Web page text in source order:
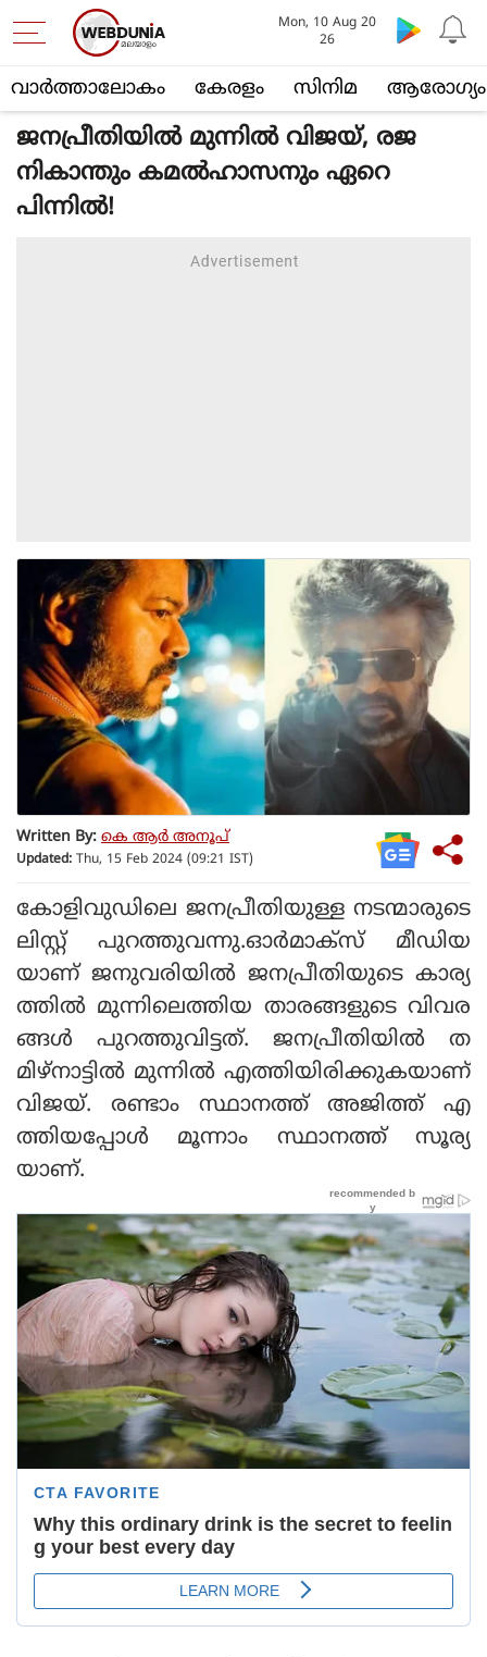
വാര്‍ത്താലോകം കേരളം സിനിമ ആരോഗ്യം
Mon, 10 Aug 20
26
ജനപ്രീതിയില്‍ മുന്നില്‍ വിജയ്, രജ
നികാന്തും കമല്‍ഹാസനും ഏറെ
പിന്നില്‍!
Written By: കെ ആര്‍ അനൂപ്
Updated: Thu, 15 Feb 2024 (09:21 IST)
കോളിവുഡിലെ ജനപ്രീതിയുള്ള നടന്മാരുടെ
ലിസ്റ്റ് പുറത്തുവന്നു.ഓര്‍മാക്‌സ് മീഡിയ
യാണ് ജനുവരിയില്‍ ജനപ്രീതിയുടെ കാര്യ
ത്തില്‍ മുന്നിലെത്തിയ താരങ്ങളുടെ വിവര
ങ്ങള്‍ പുറത്തുവിട്ടത്. ജനപ്രീതിയില്‍ ത
മിഴ്‌നാട്ടില്‍ മുന്നില്‍ എത്തിയിരിക്കുകയാണ്
വിജയ്. രണ്ടാം സ്ഥാനത്ത് അജിത്ത് എ
ത്തിയപ്പോള്‍ മൂന്നാം സ്ഥാനത്ത് സൂര്യ
യാണ്.